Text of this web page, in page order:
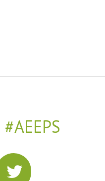
#AEEPS